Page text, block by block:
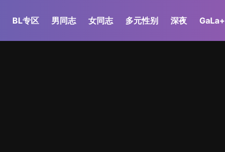
BL专区 男同志 女同志 多元性别 深夜 GaLa+